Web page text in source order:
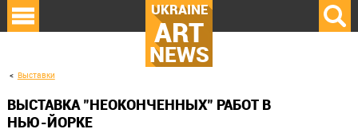
UKRAINE
ART
NEWS
Выставки
ВЫСТАВКА "НЕОКОНЧЕННЫХ" РАБОТ В
НЬЮ-ЙОРКЕ